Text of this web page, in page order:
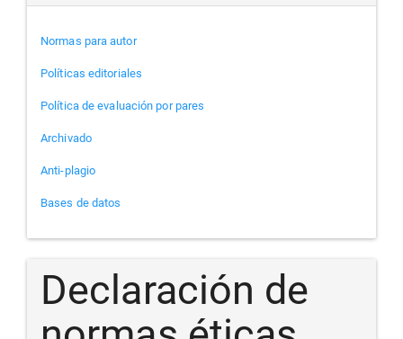
Normas para autor
Políticas editoriales
Política de evaluación por pares
Archivado
Anti-plagio
Bases de datos
Declaración de